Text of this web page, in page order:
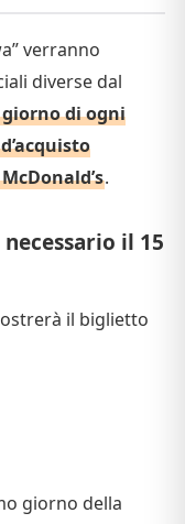
verranno
diverse dal
di ogni
.
il 15
il biglietto
giorno della